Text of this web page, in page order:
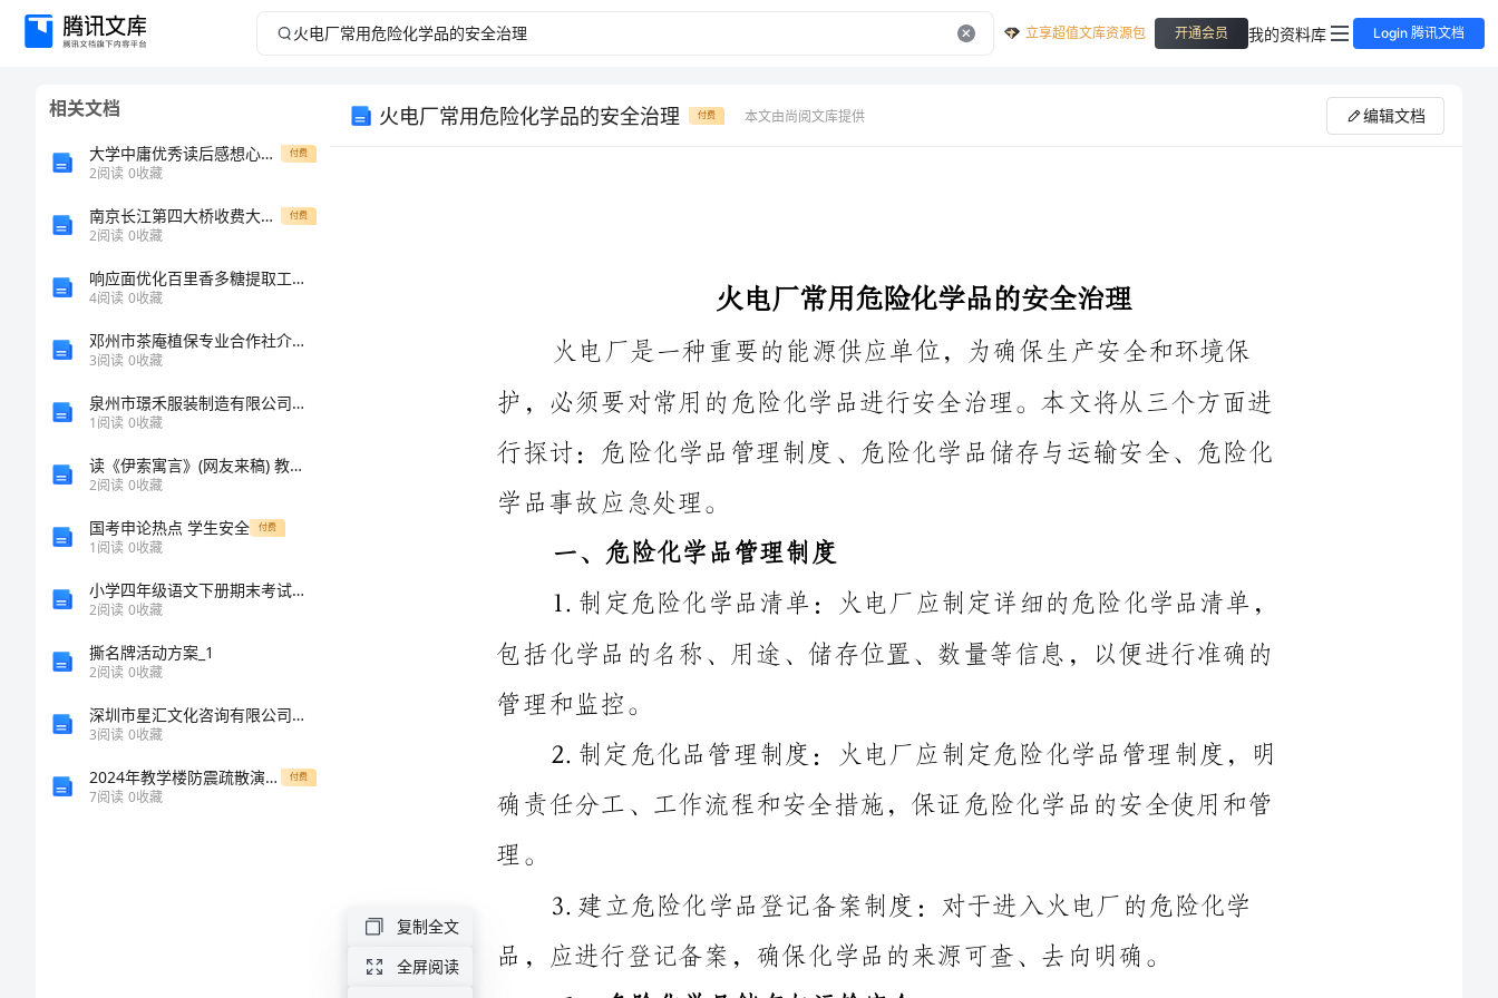
火
立享超值文库资源包 开通会员 我的资料库 Login 腾讯文档
相关文档
大学中庸优秀读后感想心得感悟 付费
2阅读 0收藏
南京长江第四大桥收费大棚工程施工项目(FJ2)合同段施工组织设计 付费
2阅读 0收藏
响应面优化百里香多糖提取工艺及其抗氧化作用
4阅读 0收藏
邓州市茶庵植保专业合作社介绍企业发展分析报告
3阅读 0收藏
泉州市璟禾服装制造有限公司介绍企业发展分析报告
1阅读 0收藏
读《伊索寓言》(网友来稿) 教案教学设计
2阅读 0收藏
国考申论热点 学生安全 付费
1阅读 0收藏
小学四年级语文下册期末考试卷(审定版)
2阅读 0收藏
撕名牌活动方案_1
2阅读 0收藏
深圳市星汇文化咨询有限公司介绍企业发展分析报告
3阅读 0收藏
2024年教学楼防震疏散演练方案 付费
7阅读 0收藏
火电厂常用危险化学品的安全治理 付费 本文由尚阅文库提供 编辑文档
设施，包括安全车间、存储仓库、储罐区等。设施应符合相应的消
2.储存环境监测：火电厂应对危险化学品储存环境进行监测，定
火电厂是一种重要的能源供应单位，为确保生产安全和环境保
行探讨：危险化学品管理制度、危险化学品储存与运输安全、危险化
学品事故应急处理。
一、危险化学品管理制度
2.制定危化品管理制度：火电厂应制定危险化学品管理制度，明
确责任分工、工作流程和安全措施，保证危险化学品的安全使用和管
品，应进行登记备案，确保化学品的来源可查、去向明确。
二、危险化学品储存与运输安全
复制全文
全屏阅读